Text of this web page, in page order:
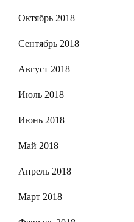
Октябрь 2018
Сентябрь 2018
Август 2018
Июль 2018
Июнь 2018
Май 2018
Апрель 2018
Март 2018